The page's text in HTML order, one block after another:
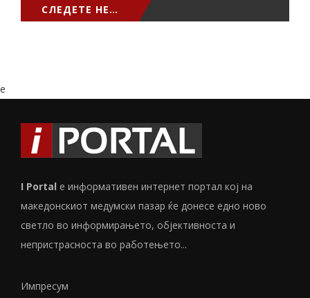
СЛЕДЕТЕ НЕ…
e
I Portal е информативен интернет портал кој на
македонскиот медумски пазар ќе донесе едно ново
светло во информирањето, објективноста и
непристрасноста во работењето...
Импресум